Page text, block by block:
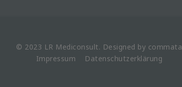
© 2023 LR Mediconsult. Designed by commata
Impressum
Datenschutzerklärung